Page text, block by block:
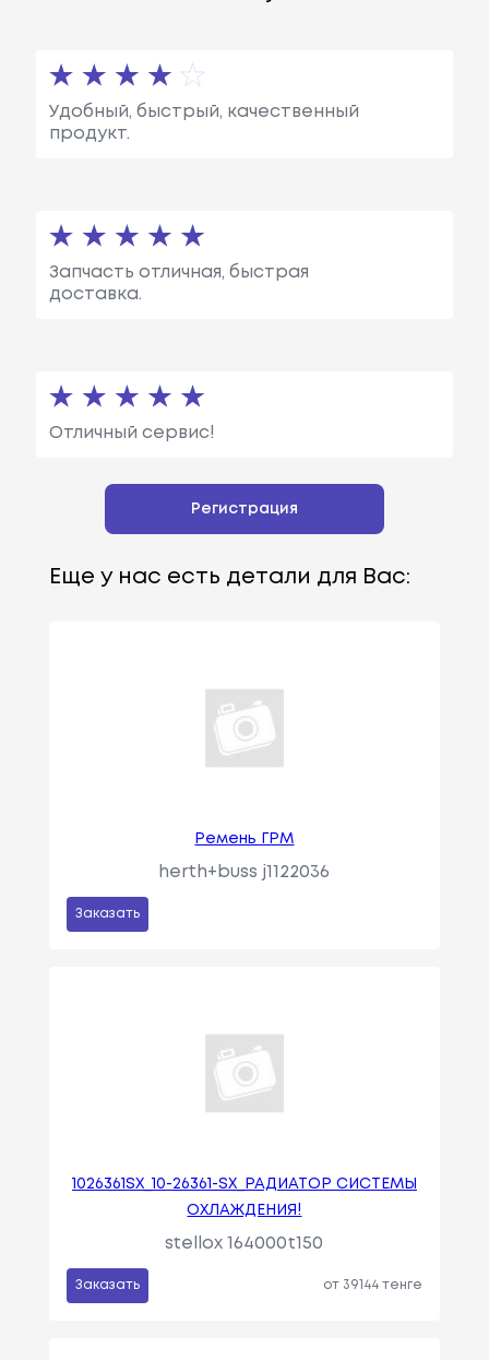
Удобный, быстрый, качественный
продукт.
Запчасть отличная, быстрая
доставка.
Отличный сервис!
Регистрация
Еще у нас есть детали для Вас:
Ремень ГРМ
herth+buss j1122036
Заказать
1026361SX_10-26361-SX_РАДИАТОР СИСТЕМЫ
ОХЛАЖДЕНИЯ!
stellox 164000t150
Заказать от 39144 тенге